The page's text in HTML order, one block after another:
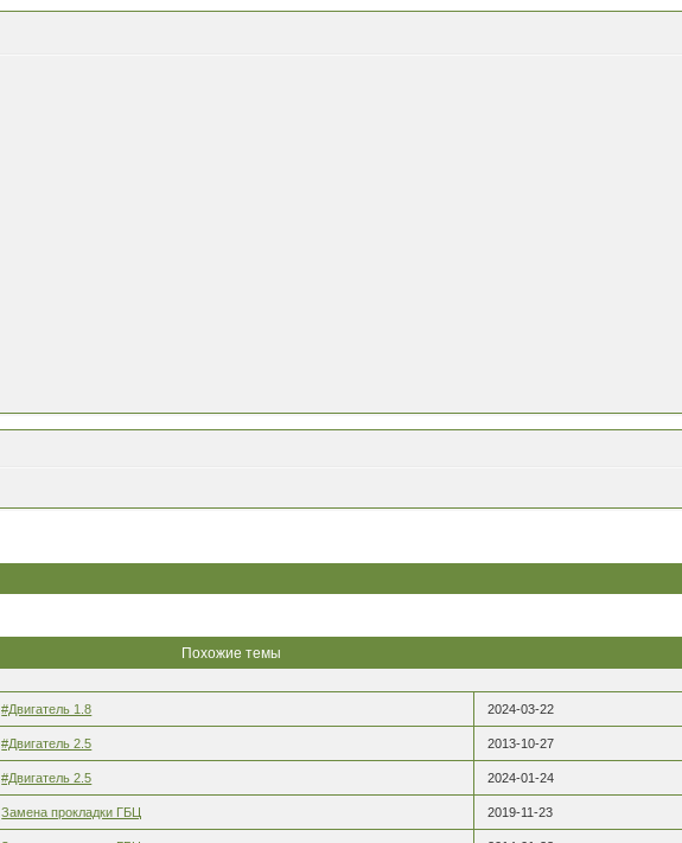
Похожие темы
#Двигатель 1.8 2024-03-22
#Двигатель 2.5 2013-10-27
#Двигатель 2.5 2024-01-24
Замена прокладки ГБЦ 2019-11-23